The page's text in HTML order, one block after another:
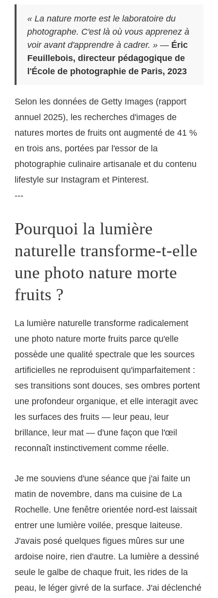
« La nature morte est le laboratoire du
photographe. C'est là où vous apprenez à
voir avant d'apprendre à cadrer. » — Éric
Feuillebois, directeur pédagogique de
l'École de photographie de Paris, 2023
Selon les données de Getty Images (rapport
annuel 2025), les recherches d'images de
natures mortes de fruits ont augmenté de 41 %
en trois ans, portées par l'essor de la
photographie culinaire artisanale et du contenu
lifestyle sur Instagram et Pinterest.
---
Pourquoi la lumière
naturelle transforme-t-elle
une photo nature morte
fruits ?
La lumière naturelle transforme radicalement
une photo nature morte fruits parce qu'elle
possède une qualité spectrale que les sources
artificielles ne reproduisent qu'imparfaitement :
ses transitions sont douces, ses ombres portent
une profondeur organique, et elle interagit avec
les surfaces des fruits — leur peau, leur
brillance, leur mat — d'une façon que l'œil
reconnaît instinctivement comme réelle.
Je me souviens d'une séance que j'ai faite un
matin de novembre, dans ma cuisine de La
Rochelle. Une fenêtre orientée nord-est laissait
entrer une lumière voilée, presque laiteuse.
J'avais posé quelques figues mûres sur une
ardoise noire, rien d'autre. La lumière a dessiné
seule le galbe de chaque fruit, les rides de la
peau, le léger givré de la surface. J'ai déclenché